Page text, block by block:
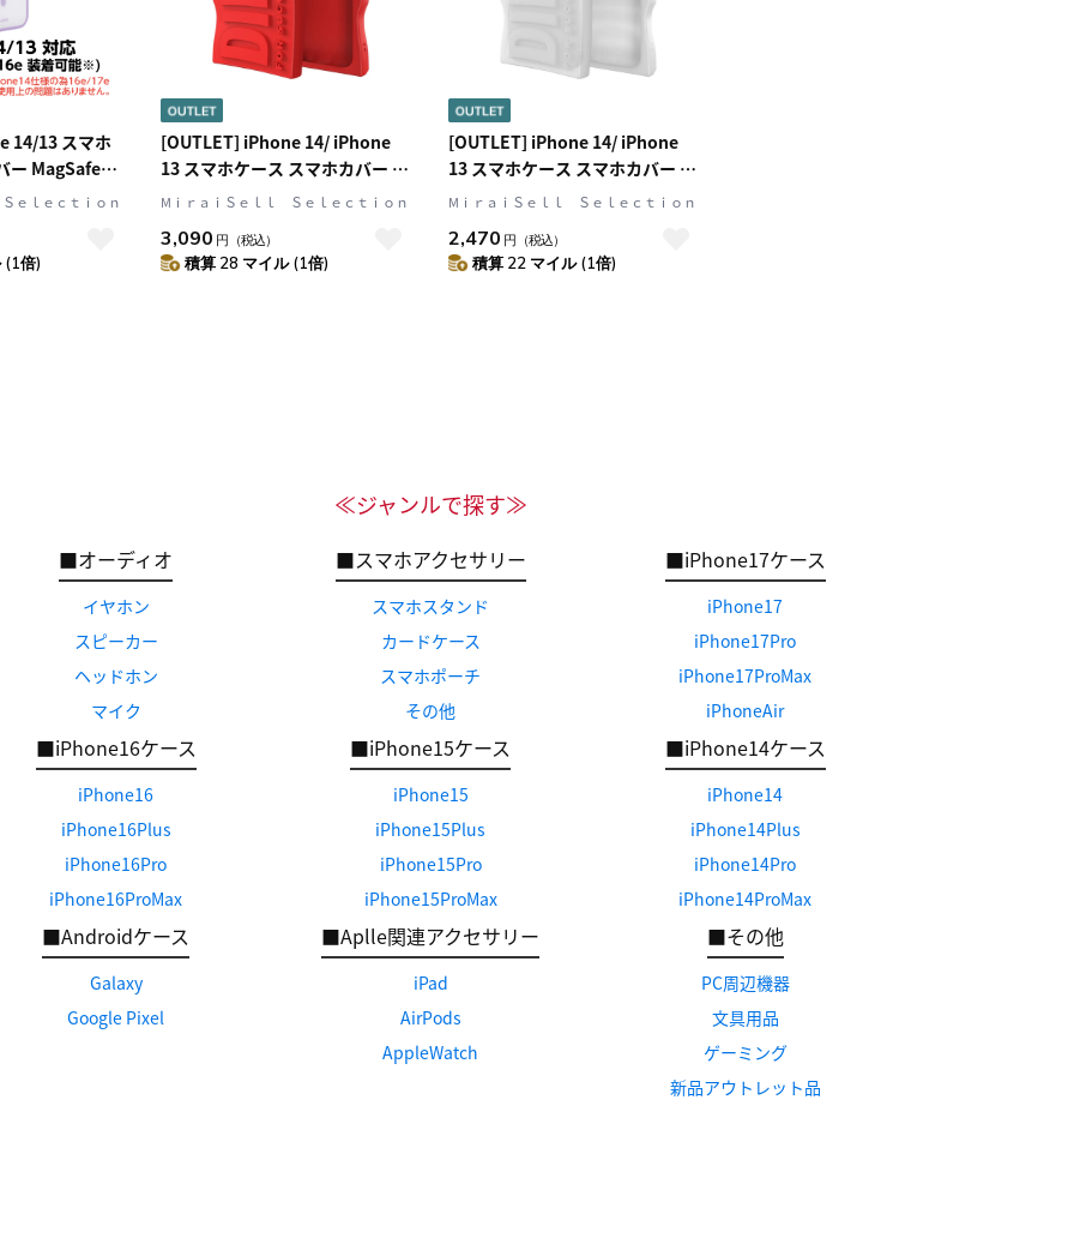
14/13 スマホ
ー MagSafe対
クリア/ラベ
ｅｌｅｃｔｉｏｎ
(1倍)
[OUTLET] iPhone 14/ iPhone
13 スマホケース スマホカバー 立
体ロゴ ソフトシリコン Red(レッ
Silicone[ディー バイ シリコン]
MⅰｒａｉＳｅｌｌ Ｓｅｌｅｃｔｉｏｎ
3,090 円 （税込）
積算 28 マイル (1倍)
[OUTLET] iPhone 14/ iPhone
13 スマホケース スマホカバー 立
体ロゴ ソフトシリコン White(ホ
By Silicone[ディー バイ シリコ
ン]
MⅰｒａｉＳｅｌｌ Ｓｅｌｅｃｔｉｏｎ
2,470 円 （税込）
積算 22 マイル (1倍)
≪ジャンルで探す≫
■オーディオ
イヤホン
スピーカー
ヘッドホン
マイク
■スマホアクセサリー
スマホスタンド
カードケース
スマホポーチ
その他
■iPhone17ケース
iPhone17
iPhone17Pro
iPhone17ProMax
iPhoneAir
■iPhone16ケース
iPhone16
iPhone16Plus
iPhone16Pro
iPhone16ProMax
■iPhone15ケース
iPhone15
iPhone15Plus
iPhone15Pro
iPhone15ProMax
■iPhone14ケース
iPhone14
iPhone14Plus
iPhone14Pro
iPhone14ProMax
■Androidケース
Galaxy
Google Pixel
■Aplle関連アクセサリー
iPad
AirPods
AppleWatch
■その他
PC周辺機器
文具用品
ゲーミング
新品アウトレット品